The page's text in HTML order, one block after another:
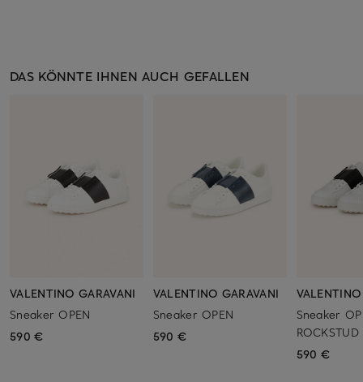
DAS KÖNNTE IHNEN AUCH GEFALLEN
VALENTINO GARAVANI
Sneaker OPEN
590 €
VALENTINO GARAVANI
Sneaker OPEN
590 €
Sneaker
590 €